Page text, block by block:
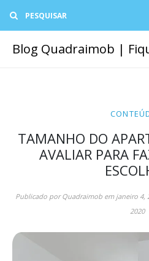
Blog Quadraimob |
TAMANHO DO
AVALIAR PARA
Publicado porQuadraimob em janeiro 4,
2020